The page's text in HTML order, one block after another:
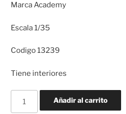
Marca Academy
Escala 1/35
Codigo 13239
Tiene interiores
Añadir al carrito